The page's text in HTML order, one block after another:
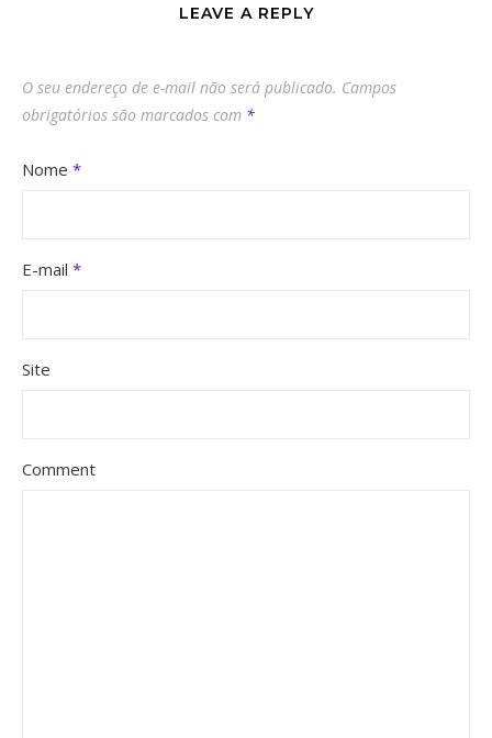
LEAVE A REPLY
O seu endereço de e-mail não será publicado. Campos
obrigatórios são marcados com *
Nome *
E-mail *
Site
Comment